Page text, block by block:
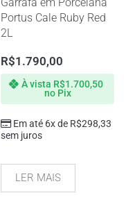
Garrafa em Porcelana
Portus Cale Ruby Red
2L
R$1.790,00
Em até 6x de R$298,33
sem juros
À vista R$1.700,50
no Pix
LER MAIS